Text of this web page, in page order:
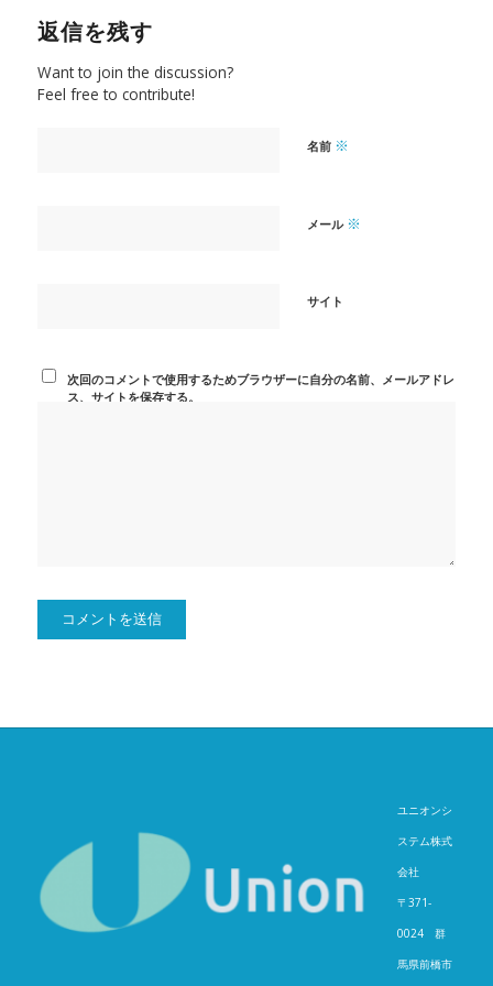
返信を残す
Want to join the discussion?
Feel free to contribute!
名前 ※
メール ※
サイト
次回のコメントで使用するためブラウザーに自分の名前、メールアドレ
ス、サイトを保存する。
ユニオンシ
ステム株式
会社
〒371-
0024 群
馬県前橋市